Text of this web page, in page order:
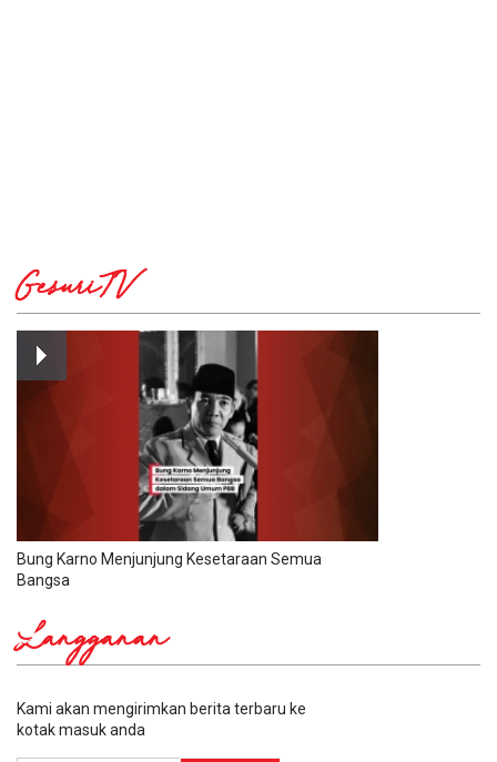
GesuriTV
Bung Karno Menjunjung Kesetaraan Semua
Bangsa
Langganan
Kami akan mengirimkan berita terbaru ke
kotak masuk anda